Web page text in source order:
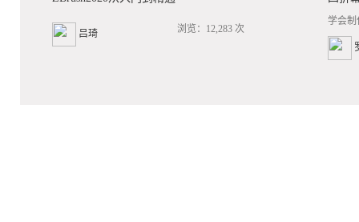
吕琦 浏览：12,283 次
学会制